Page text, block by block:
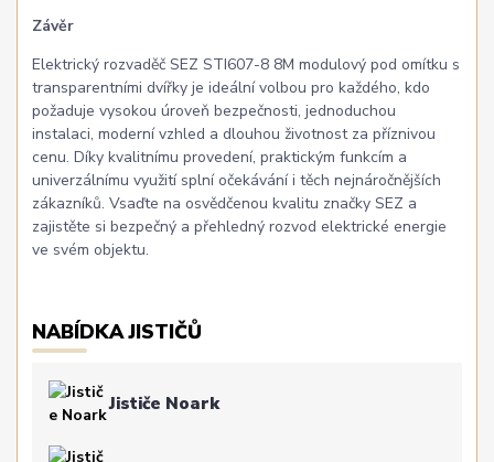
Závěr
Elektrický rozvaděč SEZ STI607-8 8M modulový pod omítku s
transparentními dvířky je ideální volbou pro každého, kdo
požaduje vysokou úroveň bezpečnosti, jednoduchou
instalaci, moderní vzhled a dlouhou životnost za příznivou
cenu. Díky kvalitnímu provedení, praktickým funkcím a
univerzálnímu využití splní očekávání i těch nejnáročnějších
zákazníků. Vsaďte na osvědčenou kvalitu značky SEZ a
zajistěte si bezpečný a přehledný rozvod elektrické energie
ve svém objektu.
NABÍDKA JISTIČŮ
Jističe Noark